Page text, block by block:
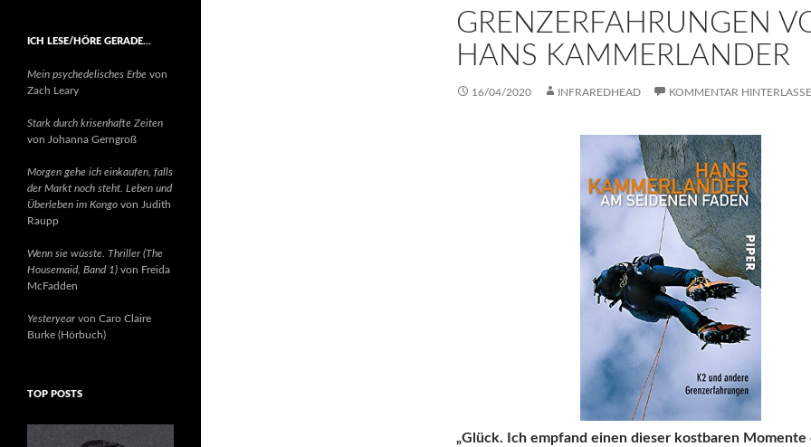
GRENZERFAHRUNGEN
HANS KAMMERLANDER
16/04/2020 INFRAREDHEAD KOMMENTAR
„Glück. Ich empfand einen dieser kostbaren Momente
ICH LESE/HÖRE GERADE…
Mein psychedelisches Erbe von
Zach Leary
Stark durch krisenhafte Zeiten
von Johanna Gerngroß
Morgen gehe ich einkaufen, falls
der Markt noch steht. Leben und
Überleben im Kongo von Judith
Raupp
Wenn sie wüsste. Thriller (The
Housemaid, Band 1) von Freida
McFadden
Yesteryearvon Caro Claire
Burke (Hörbuch)
TOP POSTS